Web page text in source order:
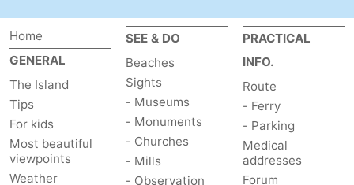
Observation
points
Attractions
-
Boat
Trips
-
Farms
-
Playgrounds
-
Home
GENERAL
The Island
Tips
For kids
Most beautiful
viewpoints
Weather
SEE & DO
Beaches
Sights
- Museums
- Monuments
- Churches
- Mills
- Observation
PRACTICAL
INFO.
Route
- Ferry
- Parking
Medical
addresses
Forum